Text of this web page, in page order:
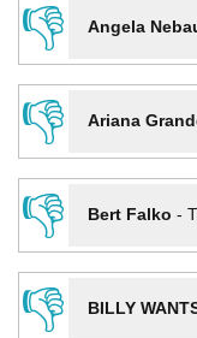
👎 Angela
👎
Ariana
👎
Bert Falko -
👎
BILLY